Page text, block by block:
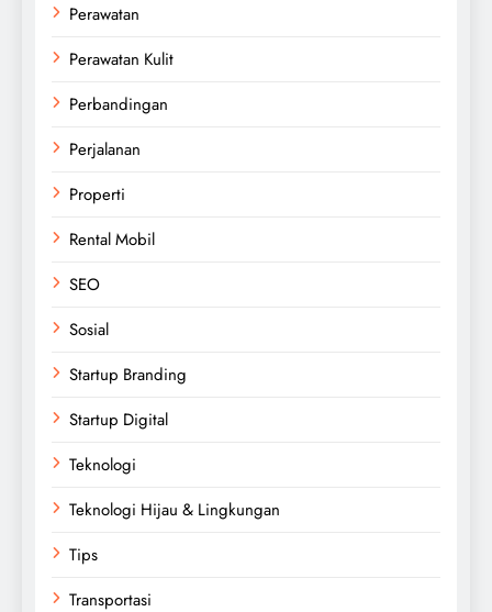
Perawatan
Perawatan Kulit
Perbandingan
Perjalanan
Properti
Rental Mobil
SEO
Sosial
Startup Branding
Startup Digital
Teknologi
Teknologi Hijau & Lingkungan
Tips
Transportasi